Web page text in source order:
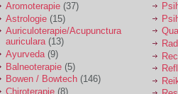
Sunt casatorita, am
31 de ani si un copil in
varsta de 2 ani care
mi-e lumina ochilor.
De ceva timp simt ca
mi s-a adunat
oboseala, o oboseala
Aromoterapie (37)
Astrologie (15)
Auriculoterapie/Acupunctura
auriculara(13)
Ayurveda(9)
Balneoterapie (5)
Bowen / Bowtech (146)
Chiroterapie (8)